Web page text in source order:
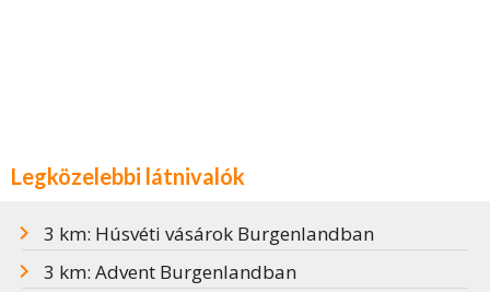
Legközelebbi látnivalók
3 km: Húsvéti vásárok Burgenlandban
3 km: Advent Burgenlandban